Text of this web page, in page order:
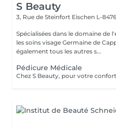
S Beauty
3, Rue de Steinfort Eischen L-8476
Spécialisées dans le domaine de
les soins visage Germaine de
également tous les autres s...
Pédicure Médicale